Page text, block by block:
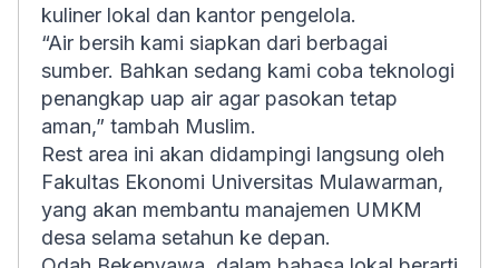
kuliner lokal dan kantor pengelola.
“Air bersih kami siapkan dari berbagai
sumber. Bahkan sedang kami coba teknologi
penangkap uap air agar pasokan tetap
aman,” tambah Muslim.
Rest area ini akan didampingi langsung oleh
Fakultas Ekonomi Universitas Mulawarman,
yang akan membantu manajemen UMKM
desa selama setahun ke depan.